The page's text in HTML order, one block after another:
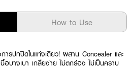
How to Use
ารปกปิดในแท่งเดียว! ผสาน Concealer และ
อบางเบา เกลี่ยง่าย ไม่ตกร่อง ไม่เป็นคราบ